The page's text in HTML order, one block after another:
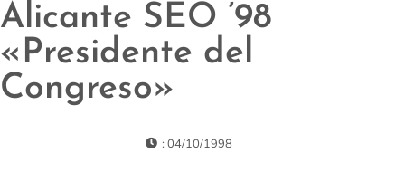
Alicante SEO ’98
«Presidente del
Congreso»
: 04/10/1998